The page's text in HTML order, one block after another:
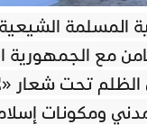
المسلمة
مع الجمهورية
الظلم تحت شعار
ومكونات